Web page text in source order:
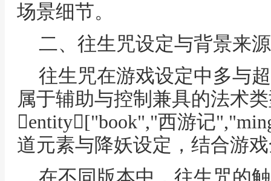
场景细节。
二、往生咒设定与背景来源
往生咒在游戏设定中多与
属于辅助与控制兼具的法术
entity["book","西游记
道元素与降妖设定，结合游